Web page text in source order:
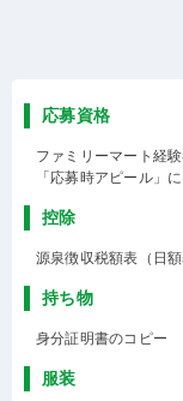
応募資格
ファミリーマート経
「応募時アピール」
控除
源泉徴収税額表（日
持ち物
身分証明書のコピー
服装